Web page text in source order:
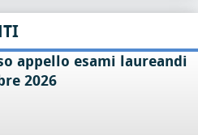
appello esami laureandi
2026